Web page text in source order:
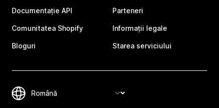
Documentație API
Comunitatea Shopify
Bloguri
Parteneri
Informații legale
Starea serviciului